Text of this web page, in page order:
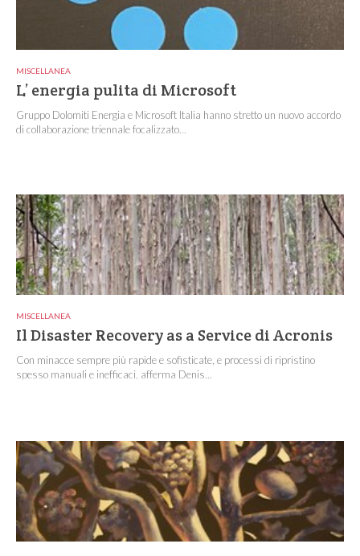
MISCELLANEA
L’ energia pulita di Microsoft
Gruppo Dolomiti Energia e Microsoft Italia hanno stretto un nuovo accordo
di collaborazione triennale focalizzato...
MISCELLANEA
Il Disaster Recovery as a Service di Acronis
Con minacce sempre più rapide e sofisticate, e processi di ripristino
spesso manuali e inefficaci, afferma Denis...